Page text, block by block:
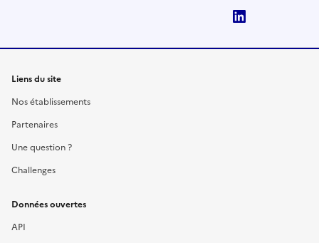
Liens du site
Nos établissements
Partenaires
Une question ?
Challenges
Données ouvertes
API